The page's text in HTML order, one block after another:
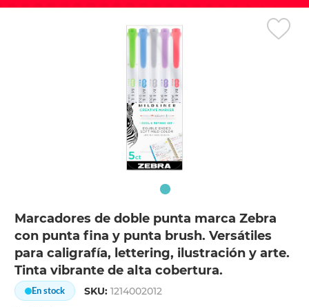
Marcadores de doble punta marca Zebra
con punta fina y punta brush. Versátiles
para caligrafía, lettering, ilustración y arte.
Tinta vibrante de alta cobertura.
En stock SKU:1214002012